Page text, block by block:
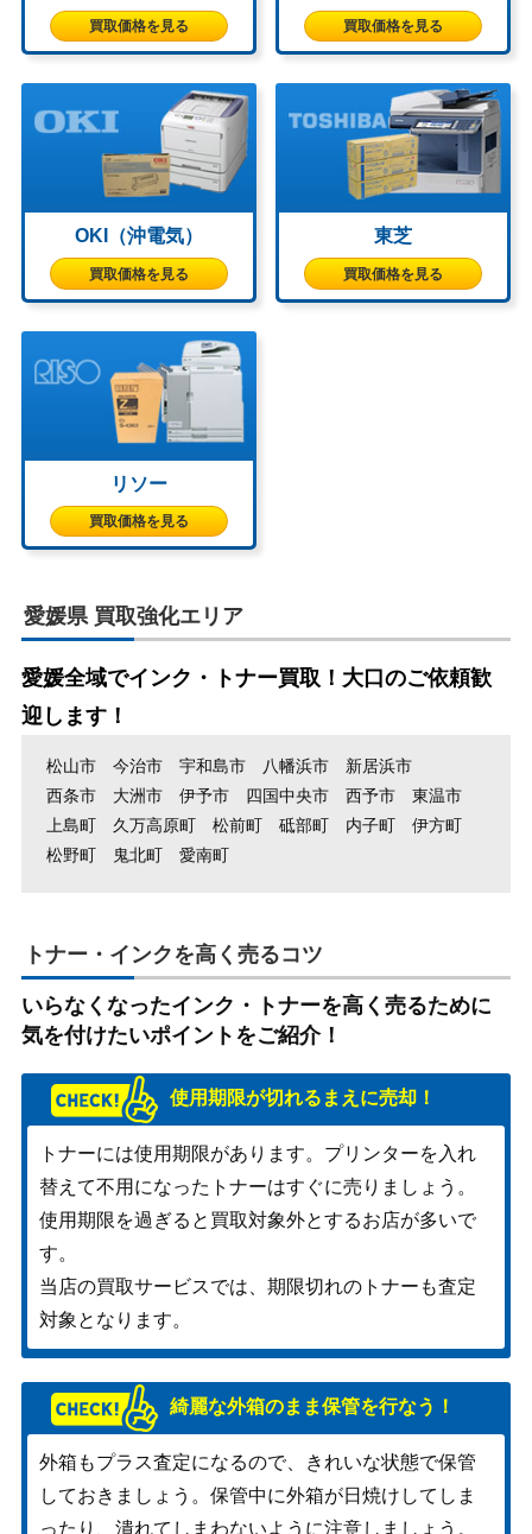
買取価格を見る 買取価格を見る
OKI（沖電気）
買取価格を見る
東芝
買取価格を見る
リソー
買取価格を見る
愛媛県 買取強化エリア
愛媛全域でインク・トナー買取！大口のご依頼歓
迎します！
松山市 今治市 宇和島市 八幡浜市
新居浜市
西条市
大洲市 伊予市 四国中央市 西予市
東温市
上島町
久万高原町 松前町 砥部町 内子町
伊方町
松野町
鬼北町 愛南町
トナー・インクを高く売るコツ
いらなくなったインク・トナーを高く売るために
気を付けたいポイントをご紹介！
使用期限が切れるまえに売却！
トナーには使用期限があります。プリンターを入れ
替えて不用になったトナーはすぐに売りましょう。
使用期限を過ぎると買取対象外とするお店が多いで
す。
当店の買取サービスでは、期限切れのトナーも査定
対象となります。
綺麗な外箱のまま保管を行なう！
外箱もプラス査定になるので、きれいな状態で保管
しておきましょう。保管中に外箱が日焼けしてしま
ったり、潰れてしまわないように注意しましょう。